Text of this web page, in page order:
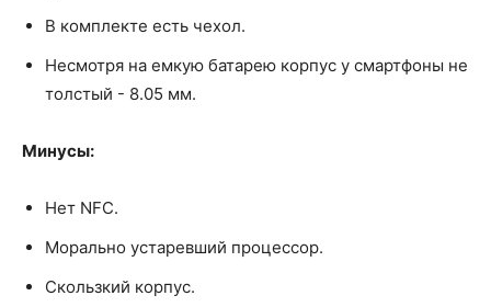
В комплекте есть чехол.
Несмотря на емкую батарею корпус у смартфоны не
толстый - 8.05 мм.
Минусы:
Нет NFC.
Морально устаревший процессор.
Скользкий корпус.